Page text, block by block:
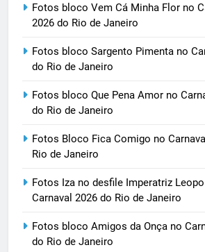
Fotos bloco Vem Cá Minha Flor no
2026 do Rio de Janeiro
Fotos bloco Sargento Pimenta no
do Rio de Janeiro
Fotos bloco Que Pena Amor no
do Rio de Janeiro
Fotos Bloco Fica Comigo no
Rio de Janeiro
Fotos Iza no desfile Imperatriz
Carnaval 2026 do Rio de Janeiro
Fotos bloco Amigos da Onça no
do Rio de Janeiro